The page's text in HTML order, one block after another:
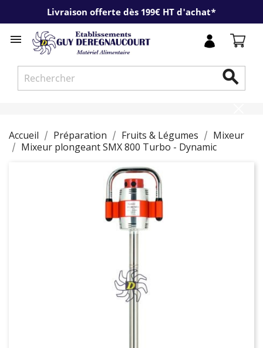
Livraison offerte dès 199€ HT d'achat*


Accueil Préparation Fruits & Légumes
Mixeur
Mixeur plongeant SMX 800 Turbo - Dynamic